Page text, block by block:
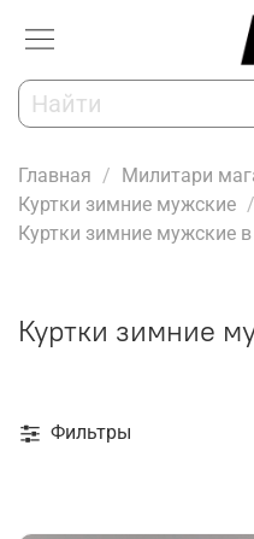
Главная
Милитари
Куртки зимние мужские
Куртки зимние мужские
Куртки зимние
Фильтры